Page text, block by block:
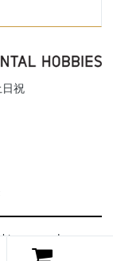
日祝
reserved.